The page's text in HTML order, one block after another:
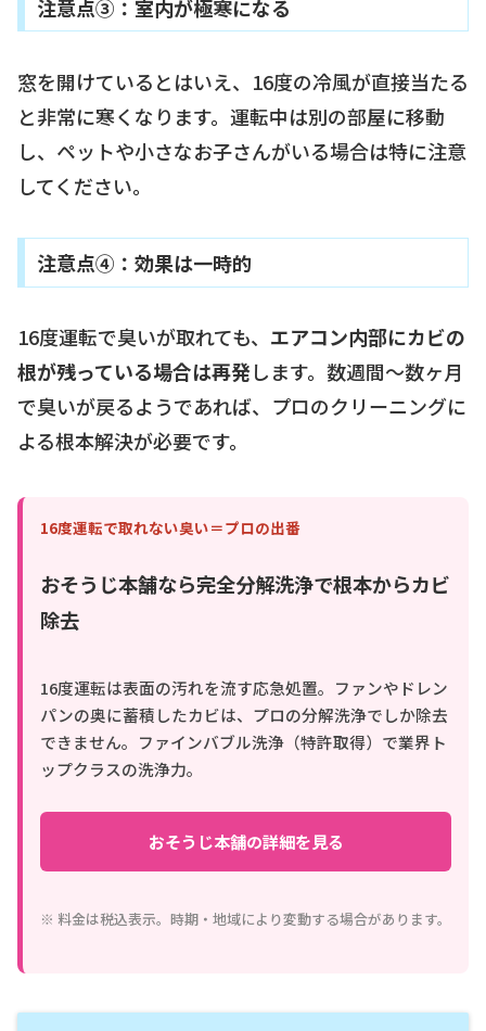
注意点③：室内が極寒になる
窓を開けているとはいえ、16度の冷風が直接当たる
と非常に寒くなります。運転中は別の部屋に移動
し、ペットや小さなお子さんがいる場合は特に注意
してください。
注意点④：効果は一時的
16度運転で臭いが取れても、 エアコン内部にカビの
根が残っている場合は再発します。数週間〜数ヶ月
で臭いが戻るようであれば、プロのクリーニングに
よる根本解決が必要です。
16度運転で取れない臭い＝プロの出番
おそうじ本舗なら完全分解洗浄で根本からカビ
除去
16度運転は表面の汚れを流す応急処置。ファンやドレン
パンの奥に蓄積したカビは、プロの分解洗浄でしか除去
できません。ファインバブル洗浄（特許取得）で業界ト
ップクラスの洗浄力。
おそうじ本舗の詳細を見る
※ 料金は税込表示。時期・地域により変動する場合があります。